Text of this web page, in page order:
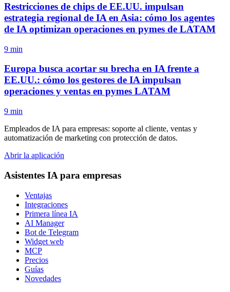
Restricciones de chips de EE.UU. impulsan
estrategia regional de IA en Asia: cómo los agentes
de IA optimizan operaciones en pymes de LATAM
9 min
Europa busca acortar su brecha en IA frente a
EE.UU.: cómo los gestores de IA impulsan
operaciones y ventas en pymes LATAM
9 min
Empleados de IA para empresas: soporte al cliente, ventas y
automatización de marketing con protección de datos.
Abrir la aplicación
Asistentes IA para empresas
Ventajas
Integraciones
Primera línea IA
AI Manager
Bot de Telegram
Widget web
MCP
Precios
Guías
Novedades